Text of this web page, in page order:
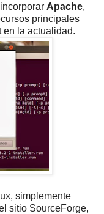
Apache,
principales
en la actualidad.
simplemente
sitio SourceForge,